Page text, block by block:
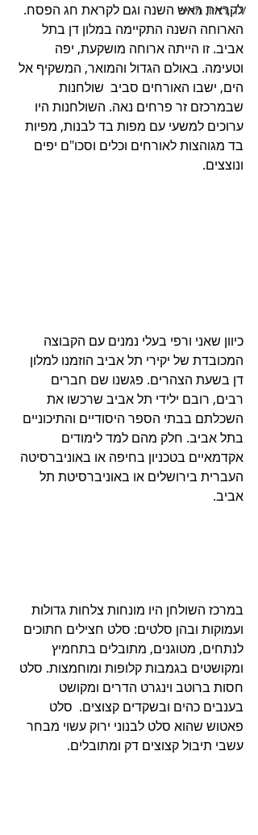
TV ,רדיו, מדיה
לקראת ראש השנה וגם לקראת חג הפסח.
הארוחה השנה התקיימה במלון דן בתל
אביב. זו הייתה ארוחה מושקעת, יפה
וטעימה. באולם הגדול והמואר, המשקיף אל
הים, ישבו האורחים סביב  שולחנות
שבמרכזם זר פרחים נאה. השולחנות היו
ערוכים למשעי עם מפות בד לבנות, מפיות
בד מגוהצות לאורחים וכלים וסכו"ם יפים
ונוצצים.
כיוון שאני ורפי בעלי נמנים עם הקבוצה
המכובדת של יקירי תל אביב הוזמנו למלון
דן בשעת הצהרים. פגשנו שם חברים
רבים, רובם ילידי תל אביב שרכשו את
השכלתם בבתי הספר היסודיים והתיכוניים
בתל אביב. חלק מהם למד לימודים
אקדמאיים בטכניון בחיפה או באוניברסיטה
העברית בירושלים או באוניברסיטת תל
אביב.
במרכז השולחן היו מונחות צלחות גדולות
ועמוקות ובהן סלטים: סלט חצילים חתוכים
לנתחים, מטוגנים, מתובלים בתחמיץ
ומקושטים בגמבות קלופות ומוחמצות. סלט
חסות ברוטב וינגרט הדרים ומקושט
בענבים כהים ובשקדים קצוצים.  סלט
פאטוש שהוא סלט לבנוני ירוק עשוי מבחר
עשבי תיבול קצוצים דק ומתובלים.